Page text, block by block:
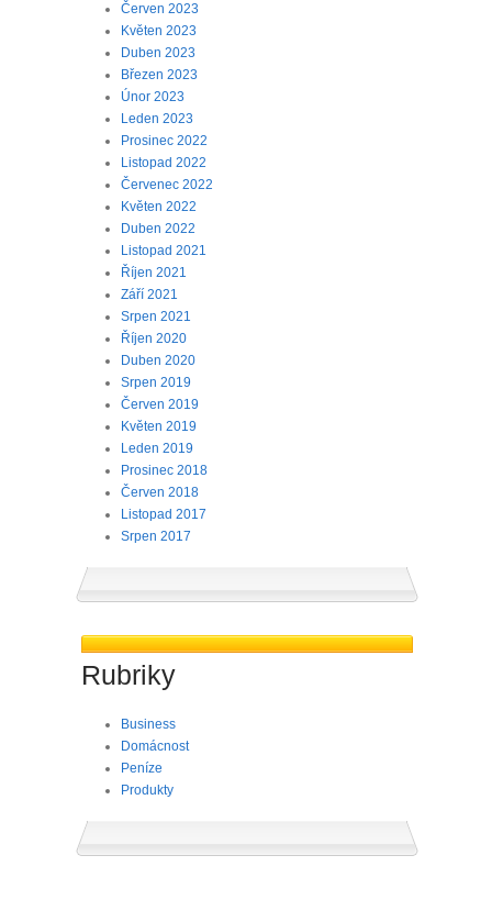
Červen 2023
Květen 2023
Duben 2023
Březen 2023
Únor 2023
Leden 2023
Prosinec 2022
Listopad 2022
Červenec 2022
Květen 2022
Duben 2022
Listopad 2021
Říjen 2021
Září 2021
Srpen 2021
Říjen 2020
Duben 2020
Srpen 2019
Červen 2019
Květen 2019
Leden 2019
Prosinec 2018
Červen 2018
Listopad 2017
Srpen 2017
Rubriky
Business
Domácnost
Peníze
Produkty